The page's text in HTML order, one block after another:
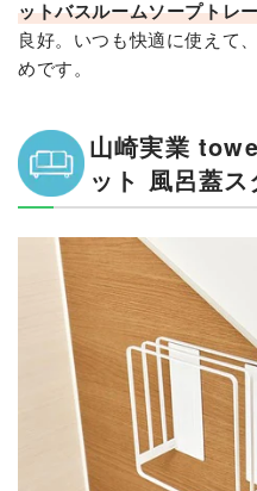
ットバスルームソープトレ
良好。いつも快適に使えて
めです。
山崎実業
ット 風呂蓋ス